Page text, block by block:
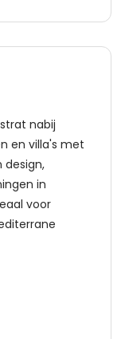
nabij
en villa's met
design,
in
voor